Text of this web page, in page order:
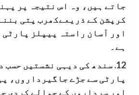
جاتے ہیں، وہ اس نتیجہ پر
کرپشن کے ذریعےکھرب پتی
اور آسان راستہ پیپلز پارٹی
ہے۔
12. سندھ کی دیہی نشستیں حسب
پارٹی سے جڑے جاگیرداروں،
اور سرداروں کے حوالے کردی